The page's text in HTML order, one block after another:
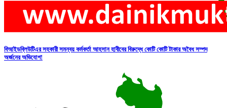
বিআইডব্লিউটিএর সহকারী সমন্বয় কর্মকর্তা আহসান হাবীবের বিরুদ্ধে কোটি কোটি টাকার অবৈধ সম্পদ
অর্জনের অভিযোগ!